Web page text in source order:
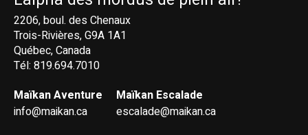
2206, boul. des Chenaux
Trois-Rivières, G9A 1A1
Québec, Canada
Tél: 819.694.7010
Maïkan Aventure
info@maikan.ca
Maïkan Escalade
escalade@maikan.ca